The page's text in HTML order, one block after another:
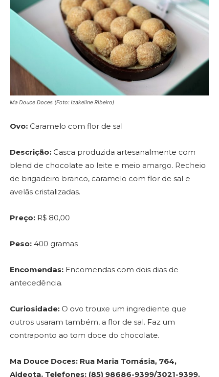
Ma Douce Doces (Foto: Izakeline Ribeiro)
Ovo: Caramelo com flor de sal
Descrição: Casca produzida artesanalmente com
blend de chocolate ao leite e meio amargo. Recheio
de brigadeiro branco, caramelo com flor de sal e
avelãs cristalizadas.
Preço: R$ 80,00
Peso: 400 gramas
Encomendas: Encomendas com dois dias de
antecedência.
Curiosidade: O ovo trouxe um ingrediente que
outros usaram também, a flor de sal. Faz um
contraponto ao tom doce do chocolate.
Ma Douce Doces: Rua Maria Tomásia, 764,
Aldeota. Telefones: (85) 98686-9399/3021-9399.